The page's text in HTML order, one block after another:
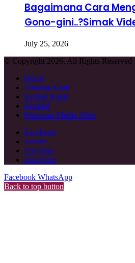
Bagaimana Cara
Gono-gini..?Simak
July 25, 2026
© Copyright 2026, All Rights Reserved
Home
Tentang Kami
Kontak Kami
Redaksi
Pedoman Media Siber
Facebook
Twitter
YouTube
Instagram
Facebook WhatsApp
Back to top button